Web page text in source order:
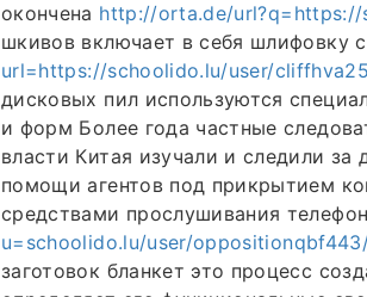
окончена http://orta.de/
шкивов включает в себя шлифовку
url=https://schoolido.lu/user/
дисковых пил используются
и форм Более года частные
власти Китая изучали и следили
помощи агентов под прикрытием
средствами прослушивания
u=schoolido.lu/user/
заготовок бланкет это процесс